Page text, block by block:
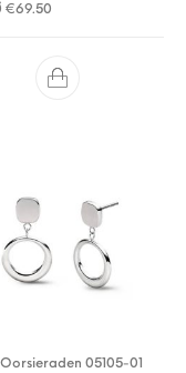
Oorspronkelijke prijs was:
€69.50
05105-01